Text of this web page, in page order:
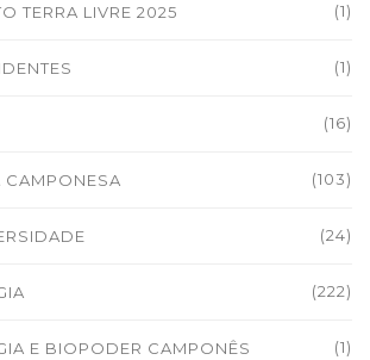
TERRA LIVRE 2025 (1)
(1)
(16)
CAMPONESA (103)
(24)
(222)
E BIOPODER CAMPONÊS (1)